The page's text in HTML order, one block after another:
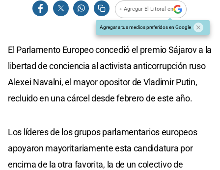
+ Agregar El Litoral en
Agregar a tus medios preferidos en Google
El Parlamento Europeo concedió el premio Sájarov a la
libertad de conciencia al activista anticorrupción ruso
Alexei Navalni, el mayor opositor de Vladimir Putin,
recluido en una cárcel desde febrero de este año.
Los líderes de los grupos parlamentarios europeos
apoyaron mayoritariamente esta candidatura por
encima de la otra favorita, la de un colectivo de